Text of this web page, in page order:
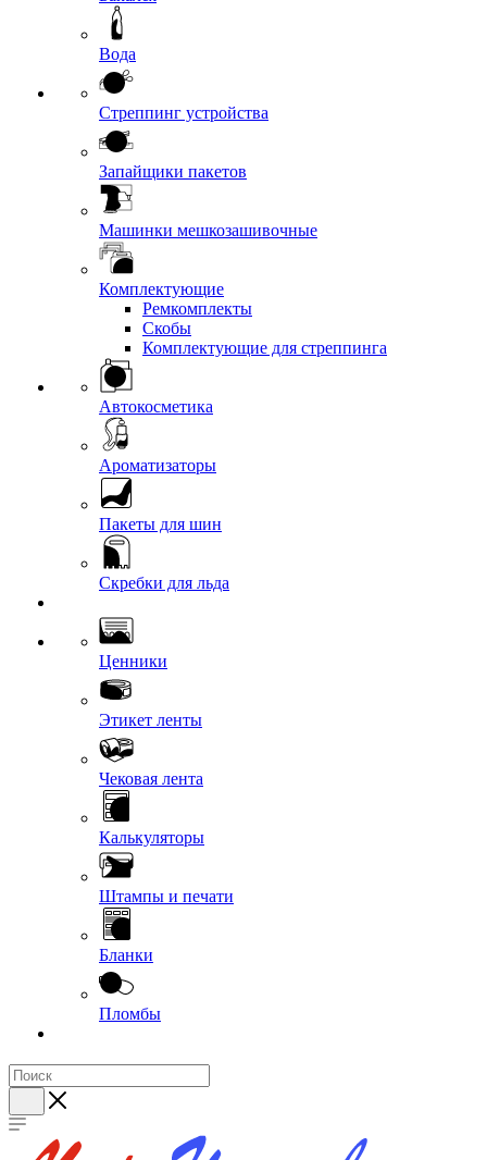
Вода
Стреппинг устройства
Запайщики пакетов
Машинки мешкозашивочные
Комплектующие
Ремкомплекты
Скобы
Комплектующие для стреппинга
Автокосметика
Ароматизаторы
Пакеты для шин
Скребки для льда
Ценники
Этикет ленты
Чековая лента
Калькуляторы
Штампы и печати
Бланки
Пломбы